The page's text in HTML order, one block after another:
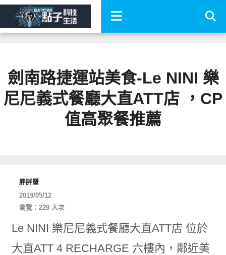
劍南路捷運站美食-Le NINI 樂
尼尼義式餐廳大直ATT店 ，CP
值高聚餐推薦
胖胖顰
2019/05/12
瀏覽：228 人次
Le NINI 樂尼尼義式餐廳大直ATT店 位於
大直ATT 4 RECHARGE 六樓內，鄰近美